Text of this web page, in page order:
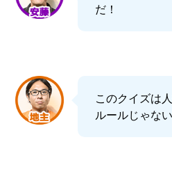
だ！
このクイズは
ルールじゃな